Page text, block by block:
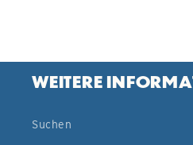
WEITERE
Suchen